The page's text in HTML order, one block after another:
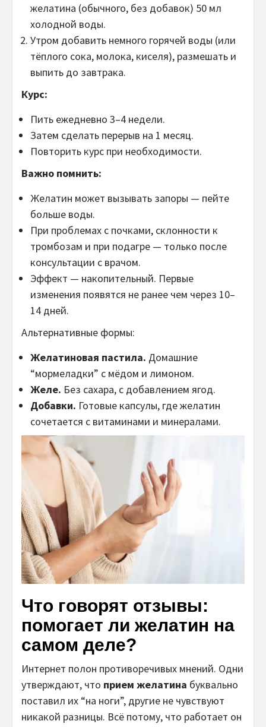
желатина (обычного, без добавок) 50 мл
холодной воды.
Утром добавить немного горячей воды (или
тёплого сока, молока, киселя), размешать и
выпить до завтрака.
Курс:
Пить ежедневно 3–4 недели.
Затем сделать перерыв на 1 месяц.
Повторить курс при необходимости.
Важно помнить:
Желатин может вызывать запоры — пейте
больше воды.
При проблемах с почками, склонности к
тромбозам и при подагре — только после
консультации с врачом.
Эффект — накопительный. Первые
изменения появятся не ранее чем через 10–
14 дней.
Альтернативные формы:
Желатиновая пастила. Домашние
“мормеладки” с мёдом и лимоном.
Желе. Без сахара, с добавлением ягод.
Добавки. Готовые капсулы, где желатин
сочетается с витаминами и минералами.
Что говорят отзывы:
помогает ли желатин на
самом деле?
Интернет полон противоречивых мнений. Одни
утверждают, что прием желатина буквально
поставил их “на ноги”, другие не чувствуют
никакой разницы. Всё потому, что работает он